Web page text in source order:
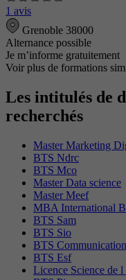
1 avis
Grenoble 38000
Alternance possible
Je m’informe gratuitement
Voir plus de formations
Les intitulés de
recherchés
Master Marketing
BTS Ndrc
BTS Mco
Master Data science
Master Meef
MBA International
BTS Sam
BTS Sio
BTS Communication
BTS Esf
Licence Science de l